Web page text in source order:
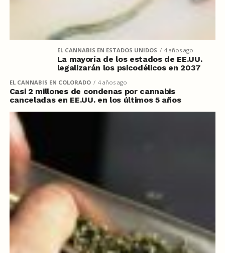
EL CANNABIS EN ESTADOS UNIDOS 4 años ago
La mayoría de los estados de EE.UU.
legalizarán los psicodélicos en 2037
EL CANNABIS EN COLORADO 4 años ago
Casi 2 millones de condenas por cannabis
canceladas en EE.UU. en los últimos 5 años